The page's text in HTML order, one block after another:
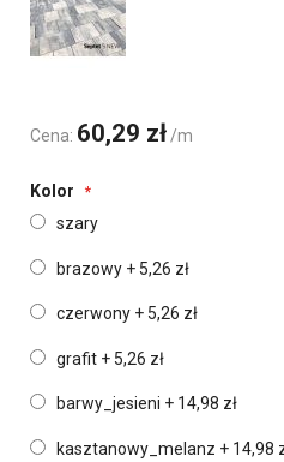
Cena: 60,29 zł/m
Kolor
szary
brazowy + 5,26 zł
czerwony + 5,26 zł
grafit + 5,26 zł
barwy_jesieni + 14,98 zł
kasztanowy_melanz + 14,98